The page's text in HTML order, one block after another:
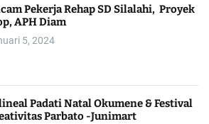
Pekerja Rehap SD Silalahi, Proyek
APH Diam
5, 2024
Padati Natal Okumene & Festival
Parbato -Junimart